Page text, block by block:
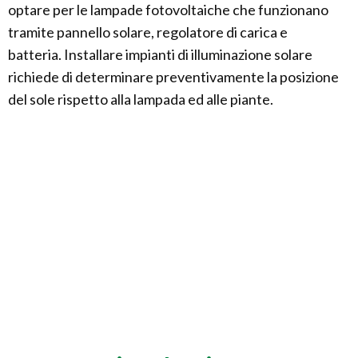
optare per le lampade fotovoltaiche che funzionano
tramite pannello solare, regolatore di carica e
batteria. Installare impianti di illuminazione solare
richiede di determinare preventivamente la posizione
del sole rispetto alla lampada ed alle piante.